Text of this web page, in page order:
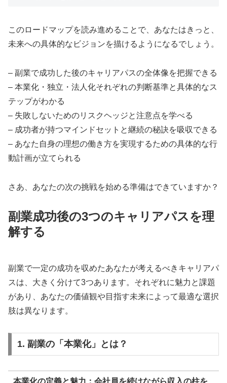
このロードマップを読み進めることで、あなたはきっと、
未来への具体的なビジョンを描けるようになるでしょう。
– 副業で成功した後のキャリアパスの全体像を把握できる
– 本業化・独立・法人化それぞれの判断基準と具体的なス
テップがわかる
– 失敗しないためのリスクヘッジと注意点を学べる
– 成功者が持つマインドセットと継続の秘訣を吸収できる
– あなた自身の理想の働き方を実現するための具体的な行
動計画が立てられる
さあ、あなたの次の挑戦を始める準備はできていますか？
副業成功後の3つのキャリアパスを理
解する
副業で一定の成功を収めたあなたが考えるべきキャリアパ
スは、大きく分けて3つあります。それぞれに魅力と課題
があり、あなたの価値観や目指す未来によって最適な選択
肢は異なります。
1. 副業の「本業化」とは？
本業化の定義と魅力：会社員を続けながら収入の柱を